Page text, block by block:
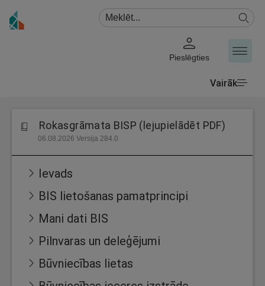
Pieslēgties
Vairāk
Rokasgrāmata BISP (lejupielādēt PDF)
06.08.2026 Versija 284.0
Ievads
BIS lietošanas pamatprincipi
Mani dati BIS
Pilnvaras un deleģējumi
Būvniecības lietas